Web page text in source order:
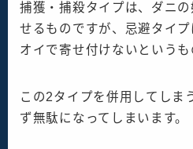
捕獲・捕殺タイプは、ダニ
せるものですが、忌避タイ
オイで寄せ付けないというも
この2タイプを併用してしま
ず無駄になってしまいます。